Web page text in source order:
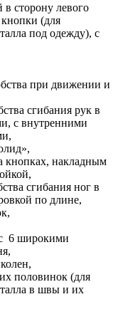
в сторону левого
(для
под одежду), с
при движении и
сгибания рук в
с внутренними
кнопках, накладным
сгибания ног в
по длине,
с 6 широкими
половинок (для
в швы и их